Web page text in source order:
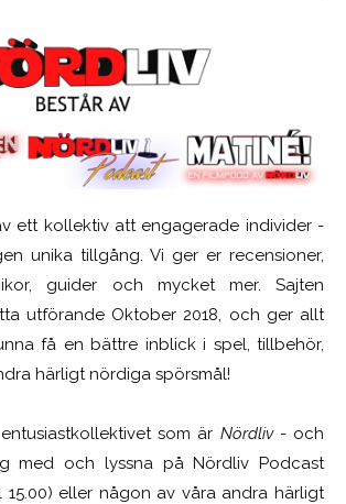
ett kollektiv att engagerade individer -
unika tillgång. Vi ger er recensioner,
guider och mycket mer. Sajten
utförande Oktober 2018, och ger allt
få en bättre inblick i spel, tillbehör,
härligt nördiga spörsmål!
som är Nördliv- och
med och lyssna på Nördliv Podcast
15.00) eller någon av våra andra härligt